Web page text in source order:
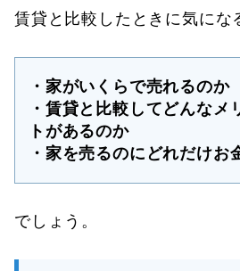
賃貸と比較したときに気にな
・家がいくらで売れるのか
・賃貸と比較してどんなメ
トがあるのか
・家を売るのにどれだけお
でしょう。